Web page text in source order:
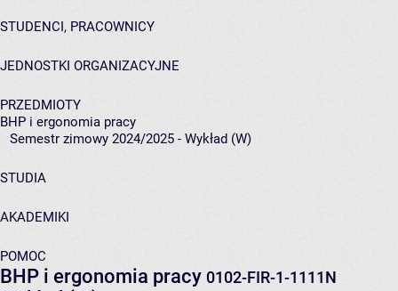
STUDENCI, PRACOWNICY
JEDNOSTKI ORGANIZACYJNE
PRZEDMIOTY
BHP i ergonomia pracy
Semestr zimowy 2024/2025 - Wykład (W)
STUDIA
AKADEMIKI
POMOC
BHP i ergonomia pracy 0102-FIR-1-1111N